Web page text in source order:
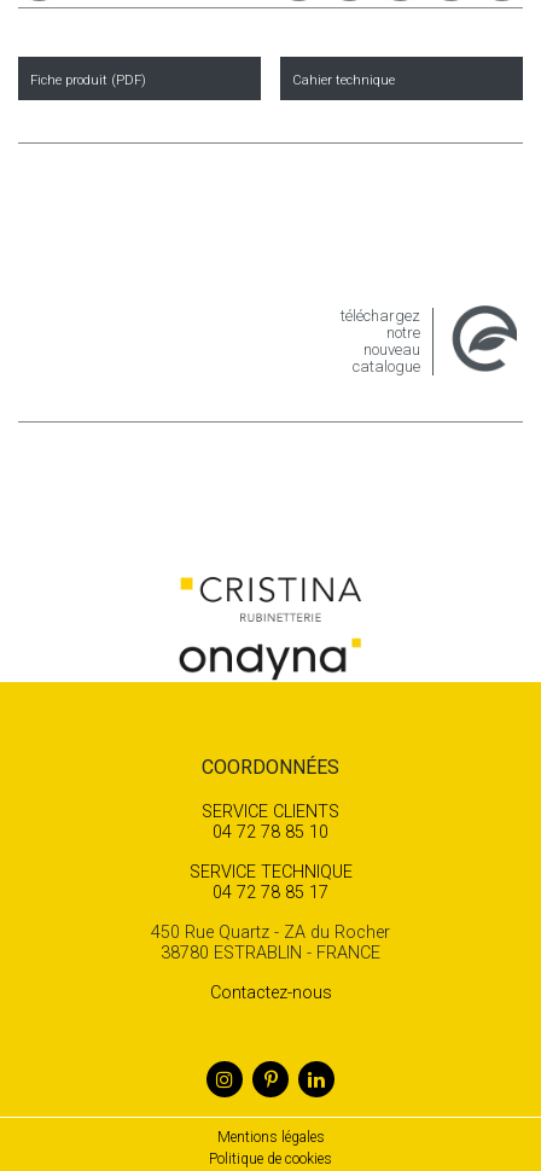
Fiche produit (PDF) Cahier technique
téléchargez
notre
nouveau
catalogue
COORDONNÉES
SERVICE CLIENTS
04 72 78 85 10
SERVICE TECHNIQUE
04 72 78 85 17
450 Rue Quartz - ZA du Rocher
38780 ESTRABLIN - FRANCE
Contactez-nous
Mentions légales
Politique de cookies